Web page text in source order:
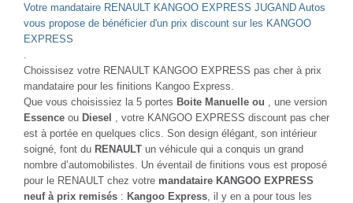
Votre mandataire RENAULT KANGOO EXPRESS JUGAND Autos
vous propose de bénéficier d'un prix discount sur les KANGOO
EXPRESS
Choissisez votre RENAULT KANGOO EXPRESS pas cher à prix
mandataire pour les finitions Kangoo Express.
Que vous choisissiez la 5 portes Boite Manuelle ou
, une version
Essence ou Diesel
, votre KANGOO EXPRESS discount pas cher
est à portée en quelques clics. Son design élégant, son intérieur
soigné, font du RENAULT un véhicule qui a conquis un grand
nombre d’automobilistes. Un éventail de finitions vous est proposé
pour le RENAULT chez votre mandataire KANGOO EXPRESS
neuf à prix remisés : Kangoo Express , il y en a pour tous les